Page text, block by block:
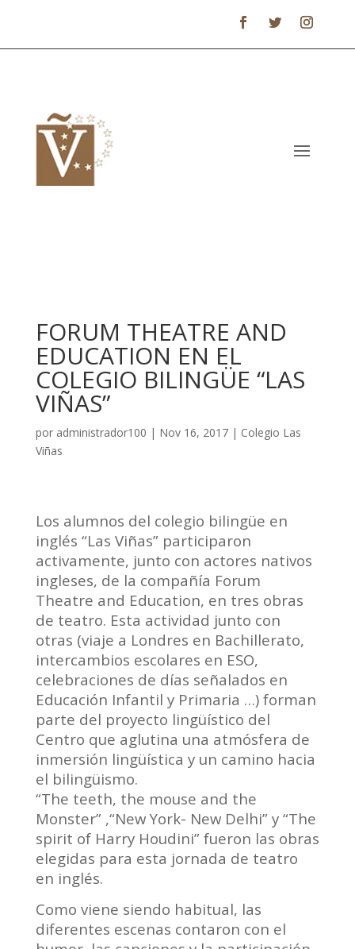
FORUM THEATRE AND
EDUCATION EN EL
COLEGIO BILINGÜE “LAS
VIÑAS”
por administrador100 | Nov 16, 2017| Colegio Las
Viñas
Los alumnos del colegio bilingüe en
inglés “Las Viñas” participaron
activamente, junto con actores nativos
ingleses, de la compañía Forum
Theatre and Education, en tres obras
de teatro. Esta actividad junto con
otras (viaje a Londres en Bachillerato,
intercambios escolares en ESO,
celebraciones de días señalados en
Educación Infantil y Primaria …) forman
parte del proyecto lingüístico del
Centro que aglutina una atmósfera de
inmersión lingüística y un camino hacia
el bilingüismo.
“The teeth, the mouse and the
Monster” ,“New York- New Delhi” y “The
spirit of Harry Houdini” fueron las obras
elegidas para esta jornada de teatro
en inglés.
Como viene siendo habitual, las
diferentes escenas contaron con el